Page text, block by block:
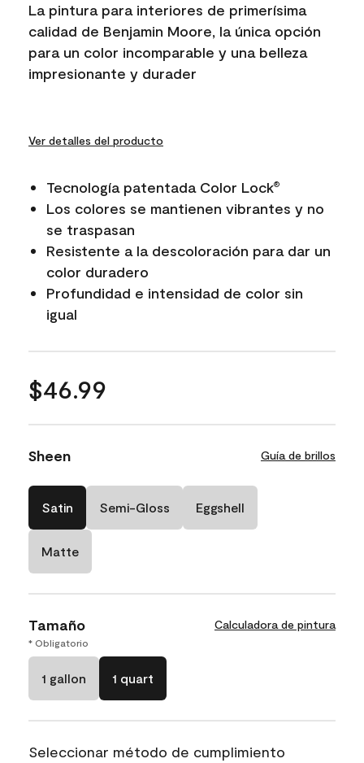
link.
La pintura para interiores de primerísima
calidad de Benjamin Moore, la única opción
para un color incomparable y una belleza
impresionante y durader
Ver detalles del producto
Tecnología patentada Color Lock®
Los colores se mantienen vibrantes y no
se traspasan
Resistente a la descoloración para dar un
color duradero
Profundidad e intensidad de color sin
igual
$46.99
Sheen Guía de brillos
Satin Semi-Gloss Eggshell
Matte
Tamaño Calculadora de pintura
* Obligatorio
1 gallon 1 quart
Seleccionar método de cumplimiento